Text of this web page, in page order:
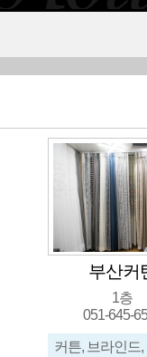
부산커텐
051-645-6563
커튼, 브라인드, 우드브라인드, 암막